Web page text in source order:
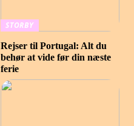
STORBY
Rejser til Portugal: Alt du
behør at vide før din næste
ferie